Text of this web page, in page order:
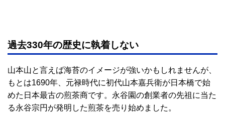
過去330年の歴史に執着しない
山本山と言えば海苔のイメージが強いかもしれませんが、
もとは1690年、元禄時代に初代山本嘉兵衛が日本橋で始
めた日本最古の煎茶商です。永谷園の創業者の先祖に当た
る永谷宗円が発明した煎茶を売り始めました。